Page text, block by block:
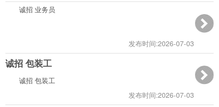
发布时间:2026-07-03
诚招 业务员
诚招 包装工
发布时间:2026-07-03
诚招 包装工